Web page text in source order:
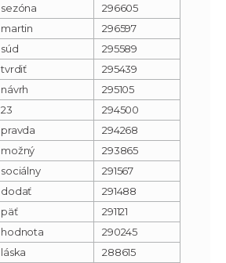
sezóna
296605
martin
296597
súd
295589
tvrdiť
295439
návrh
295105
23
294500
pravda
294268
možný
293865
sociálny
291567
dodať
291488
päť
291121
hodnota
290245
láska
288615